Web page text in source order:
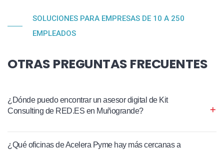
SOLUCIONES PARA EMPRESAS DE 10 A 250
EMPLEADOS
OTRAS PREGUNTAS FRECUENTES
¿Dónde puedo encontrar un asesor digital de Kit
Consulting de RED.ES en Muñogrande?
¿Qué oficinas de Acelera Pyme hay más cercanas a